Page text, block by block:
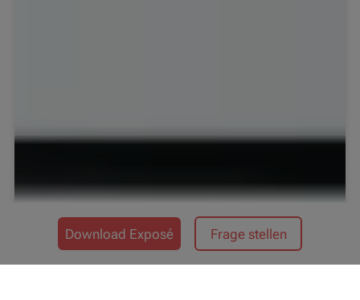
Download Exposé Frage stellen